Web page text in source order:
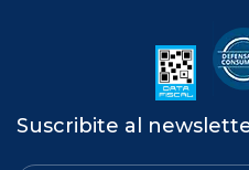
Suscribite al